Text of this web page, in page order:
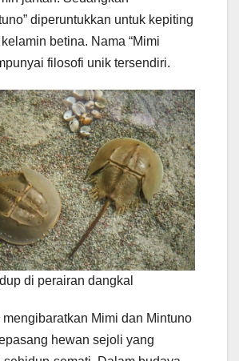
diperuntukkan untuk kepiting
betina. Nama “Mimi
filosofi unik tersendiri.
di perairan dangkal
Mimi dan Mintuno
hewan sejoli yang